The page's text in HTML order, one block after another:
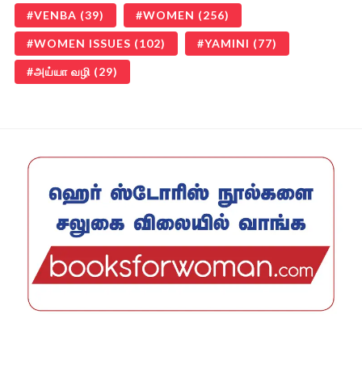
VENBA (39) WOMEN (256)
WOMEN ISSUES (102) YAMINI (77)
அய்யா வழி (29)